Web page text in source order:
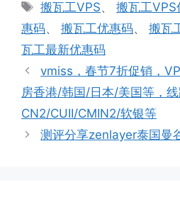
标
签
搬瓦工VPS、搬瓦工VPS
惠码、 搬瓦工优惠码、 搬瓦
瓦工最新优惠码
vmiss，春节7折促销，
房香港/韩国/日本/美国等，
CN2/CUII/CMIN2/软银等
测评分享zenlayer泰国曼